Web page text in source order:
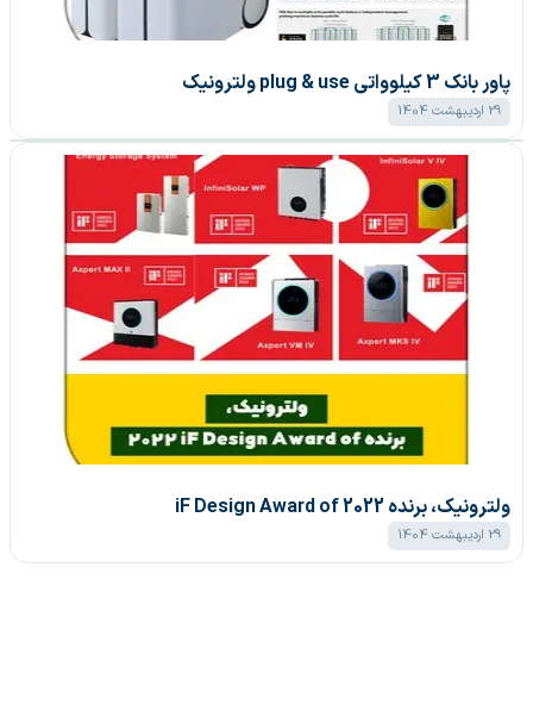
پاور بانک 3 کیلوواتی plug & use ولترونیک
29 اردیبهشت 1404
ولترونیک، برنده iF Design Award of 2022
29 اردیبهشت 1404